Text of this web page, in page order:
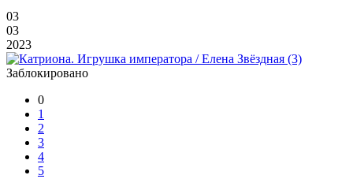
03
03
2023
Заблокировано
0
1
2
3
4
5